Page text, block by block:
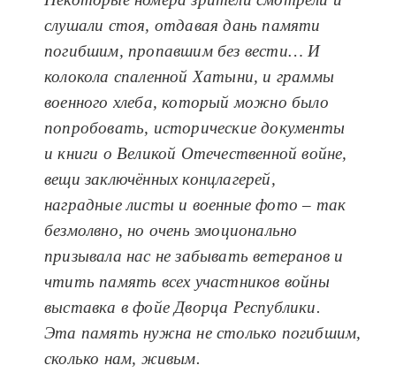
слушали стоя, отдавая дань памяти
погибшим, пропавшим без вести… И
колокола спаленной Хатыни, и граммы
военного хлеба, который можно было
попробовать, исторические документы
и книги о Великой Отечественной войне,
вещи заключённых концлагерей,
наградные листы и военные фото – так
безмолвно, но очень эмоционально
призывала нас не забывать ветеранов и
чтить память всех участников войны
выставка в фойе Дворца Республики.
Эта память нужна не столько погибшим,
сколько нам, живым.